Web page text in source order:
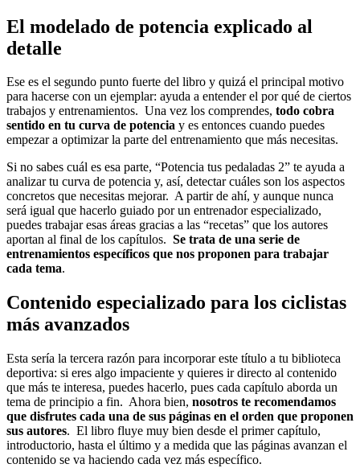
El modelado de potencia explicado al
detalle
Ese es el segundo punto fuerte del libro y quizá el principal motivo
para hacerse con un ejemplar: ayuda a entender el por qué de ciertos
trabajos y entrenamientos. Una vez los comprendes, todo cobra
sentido en tu curva de potencia y es entonces cuando puedes
empezar a optimizar la parte del entrenamiento que más necesitas.
Si no sabes cuál es esa parte, “Potencia tus pedaladas 2” te ayuda a
analizar tu curva de potencia y, así, detectar cuáles son los aspectos
concretos que necesitas mejorar. A partir de ahí, y aunque nunca
será igual que hacerlo guiado por un entrenador especializado,
puedes trabajar esas áreas gracias a las “recetas” que los autores
aportan al final de los capítulos. Se trata de una serie de
entrenamientos específicos que nos proponen para trabajar
cada tema.
Contenido especializado para los ciclistas
más avanzados
Esta sería la tercera razón para incorporar este título a tu biblioteca
deportiva: si eres algo impaciente y quieres ir directo al contenido
que más te interesa, puedes hacerlo, pues cada capítulo aborda un
tema de principio a fin. Ahora bien, nosotros te recomendamos
que disfrutes cada una de sus páginas en el orden que proponen
sus autores. El libro fluye muy bien desde el primer capítulo,
introductorio, hasta el último y a medida que las páginas avanzan el
contenido se va haciendo cada vez más específico.